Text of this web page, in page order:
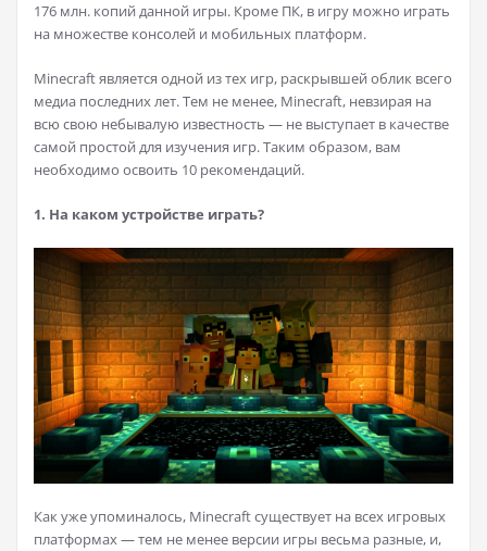
176 млн. копий данной игры. Кроме ПК, в игру можно играть
на множестве консолей и мобильных платформ.
Minecraft является одной из тех игр, раскрывшей облик всего
медиа последних лет. Тем не менее, Minecraft, невзирая на
всю свою небывалую известность — не выступает в качестве
самой простой для изучения игр. Таким образом, вам
необходимо освоить 10 рекомендаций.
1. На каком устройстве играть?
Как уже упоминалось, Minecraft существует на всех игровых
платформах — тем не менее версии игры весьма разные, и,